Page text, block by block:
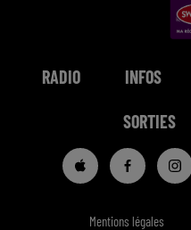
RADIO INFOS
SORTIES
Mentions légales